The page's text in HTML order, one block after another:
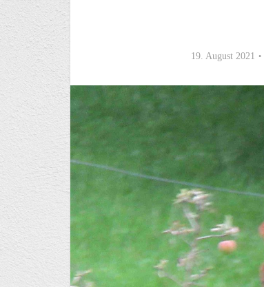
19. August 2021